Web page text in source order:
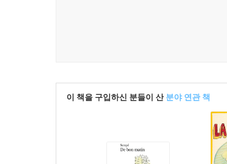
이 책을 구입하신 분들이 산 분야 연관 책